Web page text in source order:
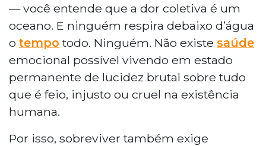
— você entende que a dor coletiva é um
oceano. E ninguém respira debaixo d’água
o tempo todo. Ninguém. Não existe saúde
emocional possível vivendo em estado
permanente de lucidez brutal sobre tudo
que é feio, injusto ou cruel na existência
humana.
Por isso, sobreviver também exige